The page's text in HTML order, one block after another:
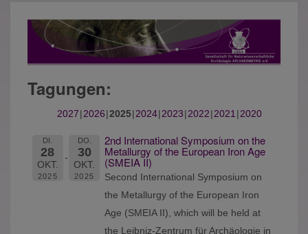
Tagungen:
2027 2026 2025 2024 2023 2022 2021 2020
DI.
28
OKT.
2025
DO.
30
OKT.
2025
2nd International Symposium on the
Metallurgy of the European Iron Age
(SMEIA II)
Second International Symposium on
the Metallurgy of the European Iron
Age (SMEIA II), which will be held at
the Leibniz-Zentrum für Archäologie in